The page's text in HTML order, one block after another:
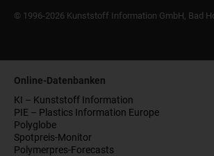
© 1996-2026 Kunststoff Information GmbH, Bad
Online-Datenbanken
KI – Kunststoff Information
PIE – Plastics Information Europe
Polyglobe
Spotpreis-Monitor
Polymerpres-Forecasts